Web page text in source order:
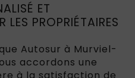
ET
LES PROPRIÉTAIRES
Autosur à Murviel-
accordons une